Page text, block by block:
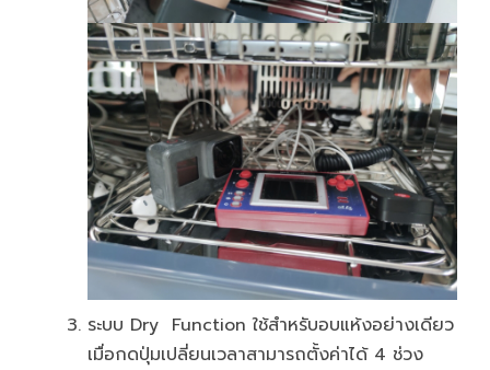
ระบบ Dry Function ใช้สำหรับอบแห้งอย่างเดียว
เมื่อกดปุ่มเปลี่ยนเวลาสามารถตั้งค่าได้ 4 ช่วง